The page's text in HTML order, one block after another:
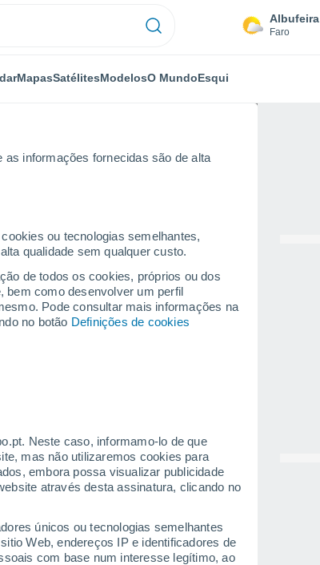
as informações fornecidas são de alta
ou tecnologias semelhantes,
qualidade sem qualquer custo.
de todos os cookies, próprios ou dos
bem como desenvolver um perfil
Pode consultar mais informações na
no botão Definições de cookies
Neste caso, informamo-lo de que
mas não utilizaremos cookies para
embora possa visualizar publicidade
através desta assinatura, clicando no
únicos ou tecnologias semelhantes
Web, endereços IP e identificadores de
com base num interesse legítimo, ao
Albufeira
Faro
MapasSatélitesModelosO MundoEsqui
Estado de